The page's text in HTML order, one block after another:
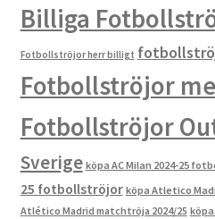
Billiga
Fotbollströjor herr billigt
Fotbollströjor
Fotbollströjor
Sverige köpa AC Milan 2024-25
25 fotbollströjor köpa Atletico
Atlético Madrid matchtröja 2024/25